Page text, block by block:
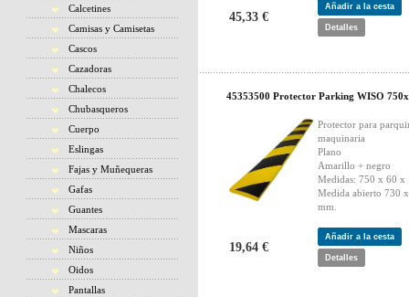
Calcetines
Camisas y Camisetas
Cascos
Cazadoras
Chalecos
Chubasqueros
Cuerpo
Eslingas
Fajas y Muñequeras
Gafas
Guantes
Mascaras
Niños
Oidos
Pantallas
45,33 €
Añadir a la cesta
Detalles
45353500 Protector Parking WISO
Protector para
maquinaria
Plano
Amarillo + negro
Medidas: 750 x 60 x
Medida abierto 730
mm.
19,64 €
Añadir a la cesta
Detalles